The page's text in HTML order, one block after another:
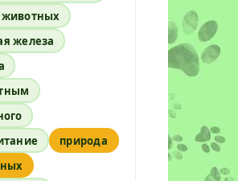
железа
природа